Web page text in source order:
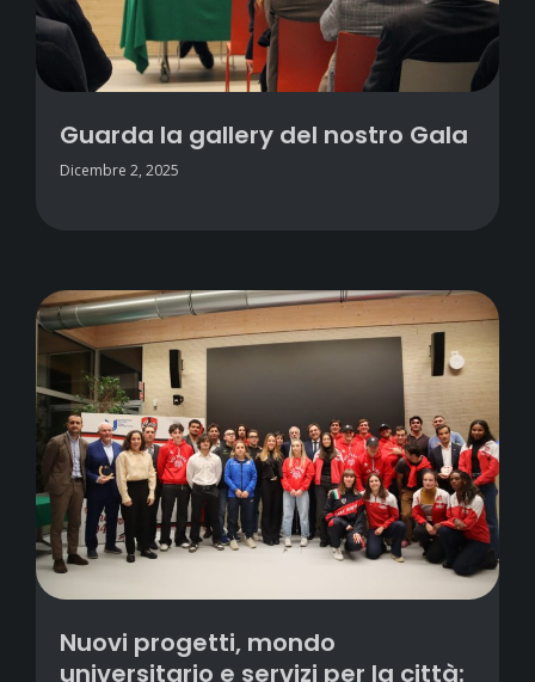
Guarda la gallery del nostro Gala
Dicembre 2, 2025
Nuovi progetti, mondo
universitario e servizi per la città: